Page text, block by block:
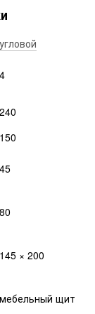
угловой
4
240
150
45
80
145 × 200
мебельный щит